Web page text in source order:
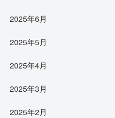
2025年6月
2025年5月
2025年4月
2025年3月
2025年2月